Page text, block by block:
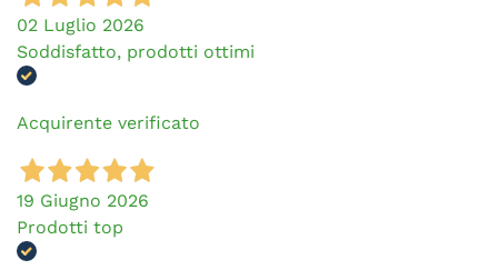
02 Luglio 2026
Soddisfatto, prodotti ottimi
Acquirente verificato
19 Giugno 2026
Prodotti top